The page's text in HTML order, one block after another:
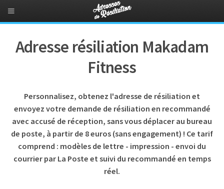
Adresse résiliation Makadam
Fitness
Personnalisez, obtenez l'adresse de résiliation et
envoyez votre demande de résiliation en recommandé
avec accusé de réception, sans vous déplacer au bureau
de poste, à partir de 8 euros (sans engagement) ! Ce tarif
comprend : modèles de lettre - impression - envoi du
courrier par La Poste et suivi du recommandé en temps
réel.